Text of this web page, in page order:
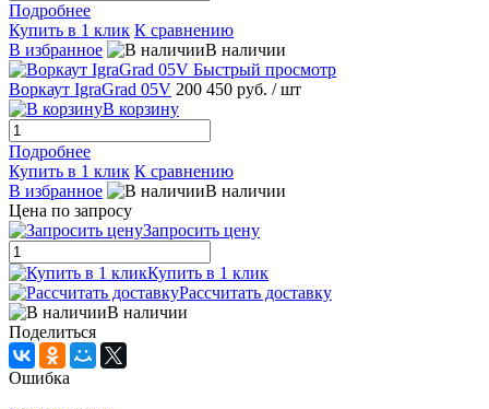
Подробнее
Купить в 1 клик К сравнению
В избранное
В наличии
Быстрый просмотр
Воркаут IgraGrad 05V 200 450 руб. / шт
В корзину
Подробнее
Купить в 1 клик К сравнению
В избранное
В наличии
Цена по запросу
Запросить цену
Купить в 1 клик
Рассчитать доставку
В наличии
Поделиться
Ошибка